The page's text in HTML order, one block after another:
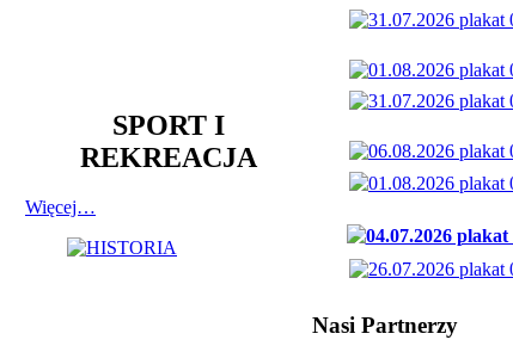
SPORT I
REKREACJA
Więcej…
Nasi Partnerzy